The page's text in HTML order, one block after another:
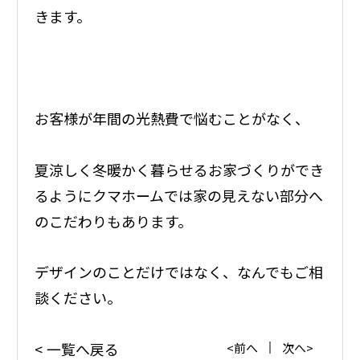
きます。
お客様が年間の光熱費で悩むことがなく、
夏涼しく冬暖かく暮らせるお家づくりができ
るようにクマホームでは家の見えない部分へ
のこだわりもあります。
デザインのことだけではなく、なんでもご相
談ください。
一覧へ戻る 前へ 次へ